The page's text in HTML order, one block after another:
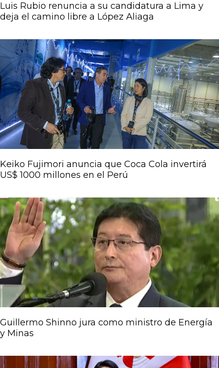
Luis Rubio renuncia a su candidatura a Lima y
deja el camino libre a López Aliaga
Keiko Fujimori anuncia que Coca Cola invertirá
US$ 1000 millones en el Perú
Guillermo Shinno jura como ministro de Energía
y Minas